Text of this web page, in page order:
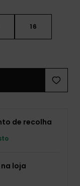
16
de recolha
loja